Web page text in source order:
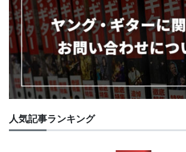
人気記事ランキング